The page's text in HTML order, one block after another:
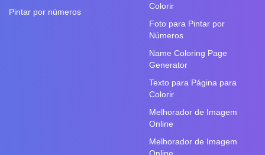
Pintar por números
Colorir
Foto para Pintar por
Números
Name Coloring Page
Generator
Texto para Página para
Colorir
Melhorador de Imagem
Online
Melhorador de Imagem
Online